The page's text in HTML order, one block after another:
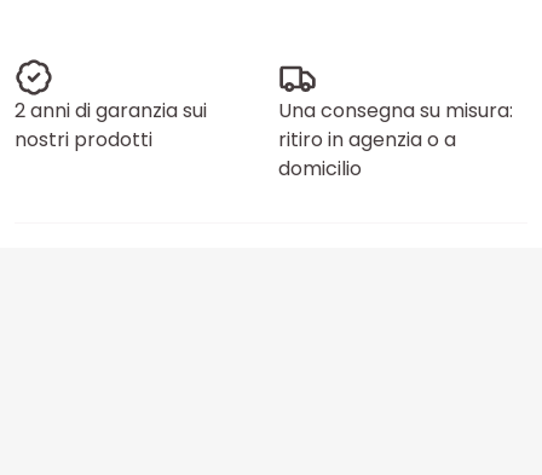
2 anni di garanzia sui
nostri prodotti
Una consegna su misura:
ritiro in agenzia o a
domicilio